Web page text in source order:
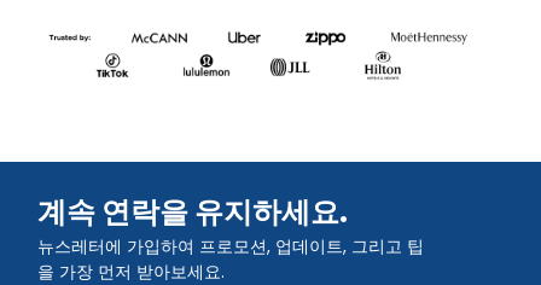
계속 연락을 유지하세요.
뉴스레터에 가입하여 프로모션, 업데이트, 그리고 팁
을 가장 먼저 받아보세요.